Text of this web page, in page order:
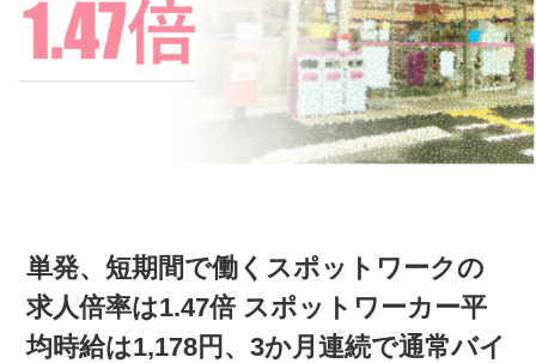
単発、短期間で働くスポットワークの
求人倍率は1.47倍 スポットワーカー平
均時給は1,178円、3か月連続で通常バイ